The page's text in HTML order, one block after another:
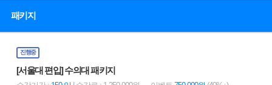
패키지
진행중
[서울대 편입] 수의대 패키지